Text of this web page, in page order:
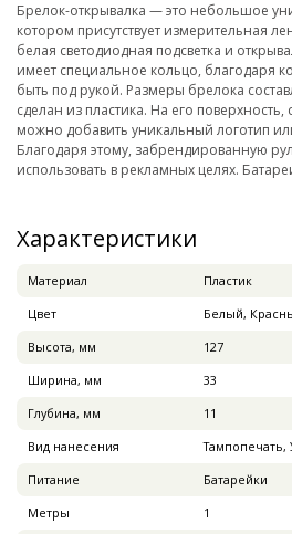
Брелок-открывалка — это небольшое
котором присутствует измерительная
белая светодиодная подсветка и
имеет специальное кольцо, благодаря
быть под рукой. Размеры брелока
сделан из пластика. На его
можно добавить уникальный логотип
Благодаря этому, забрендированную
использовать в рекламных целях.
Характеристики
Материал
Пластик
Цвет
Белый,
Высота, мм
127
Ширина, мм
33
Глубина, мм
11
Вид нанесения
Тампопечать,
Питание
Батарейки
Метры
1